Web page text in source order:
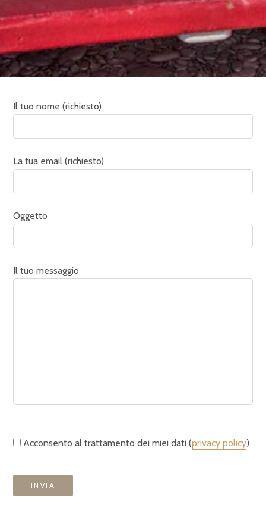
Il tuo nome (richiesto)
La tua email (richiesto)
Oggetto
Il tuo messaggio
Acconsento al trattamento dei miei dati (privacy policy)